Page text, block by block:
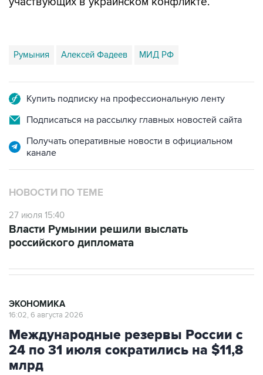
Румыния Алексей Фадеев МИД РФ
Купить подписку на профессиональную ленту
Подписаться на рассылку главных новостей сайта
Получать оперативные новости в официальном
канале
НОВОСТИ ПО ТЕМЕ
27 июля 15:40
Власти Румынии решили выслать
российского дипломата
ЭКОНОМИКА
16:02, 6 августа 2026
Международные резервы России с
24 по 31 июля сократились на $11,8
млрд